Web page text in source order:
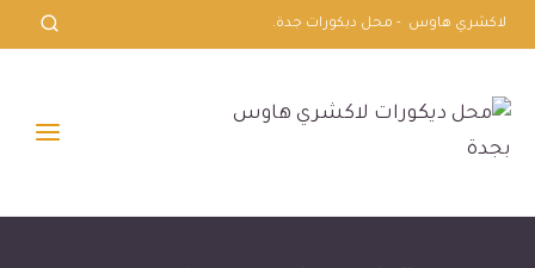
التجاوز
إلى
لاكشري هاوس - محل ديكورات جدة.